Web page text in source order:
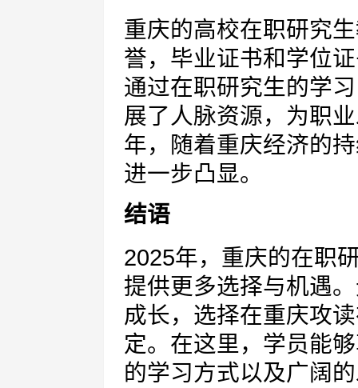
重庆的高校在职研究
誉，毕业证书和学位
通过在职研究生的学
展了人脉资源，为职
年，随着重庆经济的
进一步凸显。
结语
2025年，重庆的在职
提供更多选择与机遇
成长，选择在重庆攻
定。在这里，学员能
的学习方式以及广阔